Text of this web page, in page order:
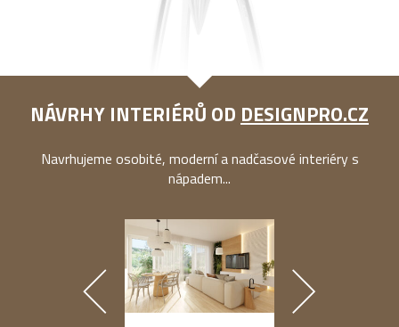
NÁVRHY INTERIÉRŮ OD DESIGNPRO.CZ
Navrhujeme osobité, moderní a nadčasové interiéry s
nápadem...